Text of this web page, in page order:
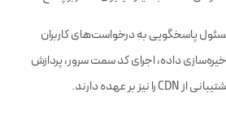
مسئول پاسخگویی به درخواست‌های کاربران
داده، اجرای کد سمت سرور، پردازش